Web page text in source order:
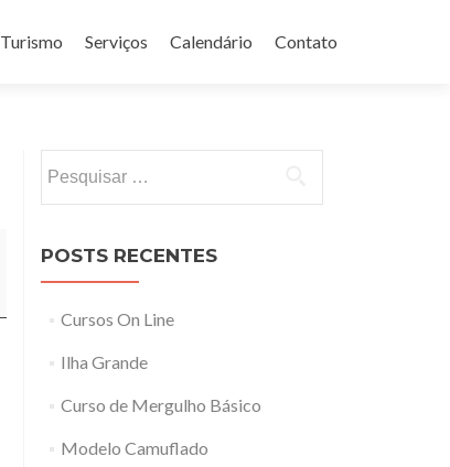
Turismo Serviços Calendário Contato
por:
POSTS RECENTES
Cursos On Line
Ilha Grande
Curso de Mergulho Básico
Modelo Camuflado